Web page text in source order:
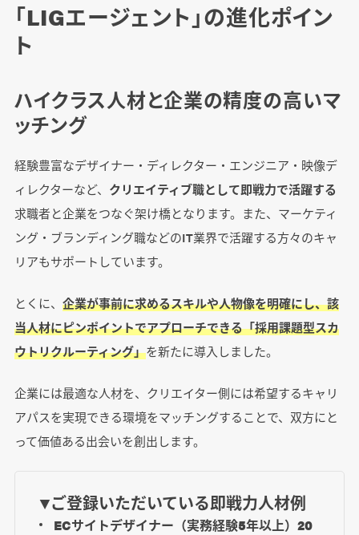
「LIGエージェント」の進化ポイン
ト
ハイクラス人材と企業の精度の高いマ
ッチング
経験豊富なデザイナー・ディレクター・エンジニア・映像デ
ィレクターなど、 クリエイティブ職として即戦力で活躍する
求職者と企業をつなぐ架け橋となります。また、マーケティ
ング・ブランディング職などのIT業界で活躍する方々のキャ
リアもサポートしています。
とくに、 企業が事前に求めるスキルや人物像を明確にし、該
当人材にピンポイントでアプローチできる「採用課題型スカ
ウトリクルーティング」を新たに導入しました。
企業には最適な人材を、クリエイター側には希望するキャリ
アパスを実現できる環境をマッチングすることで、双方にと
って価値ある出会いを創出します。
▼ご登録いただいている即戦力人材例
ECサイトデザイナー（実務経験5年以上）20